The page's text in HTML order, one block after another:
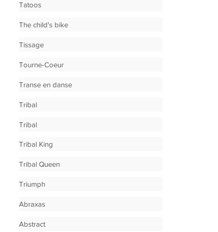
Tatoos
The child's bike
Tissage
Tourne-Coeur
Transe en danse
Tribal
Tribal
Tribal King
Tribal Queen
Triumph
Abraxas
Abstract